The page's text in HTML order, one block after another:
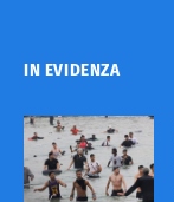
IN EVIDENZA